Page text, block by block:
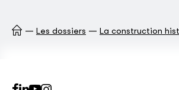
Les dossiers La construction historique